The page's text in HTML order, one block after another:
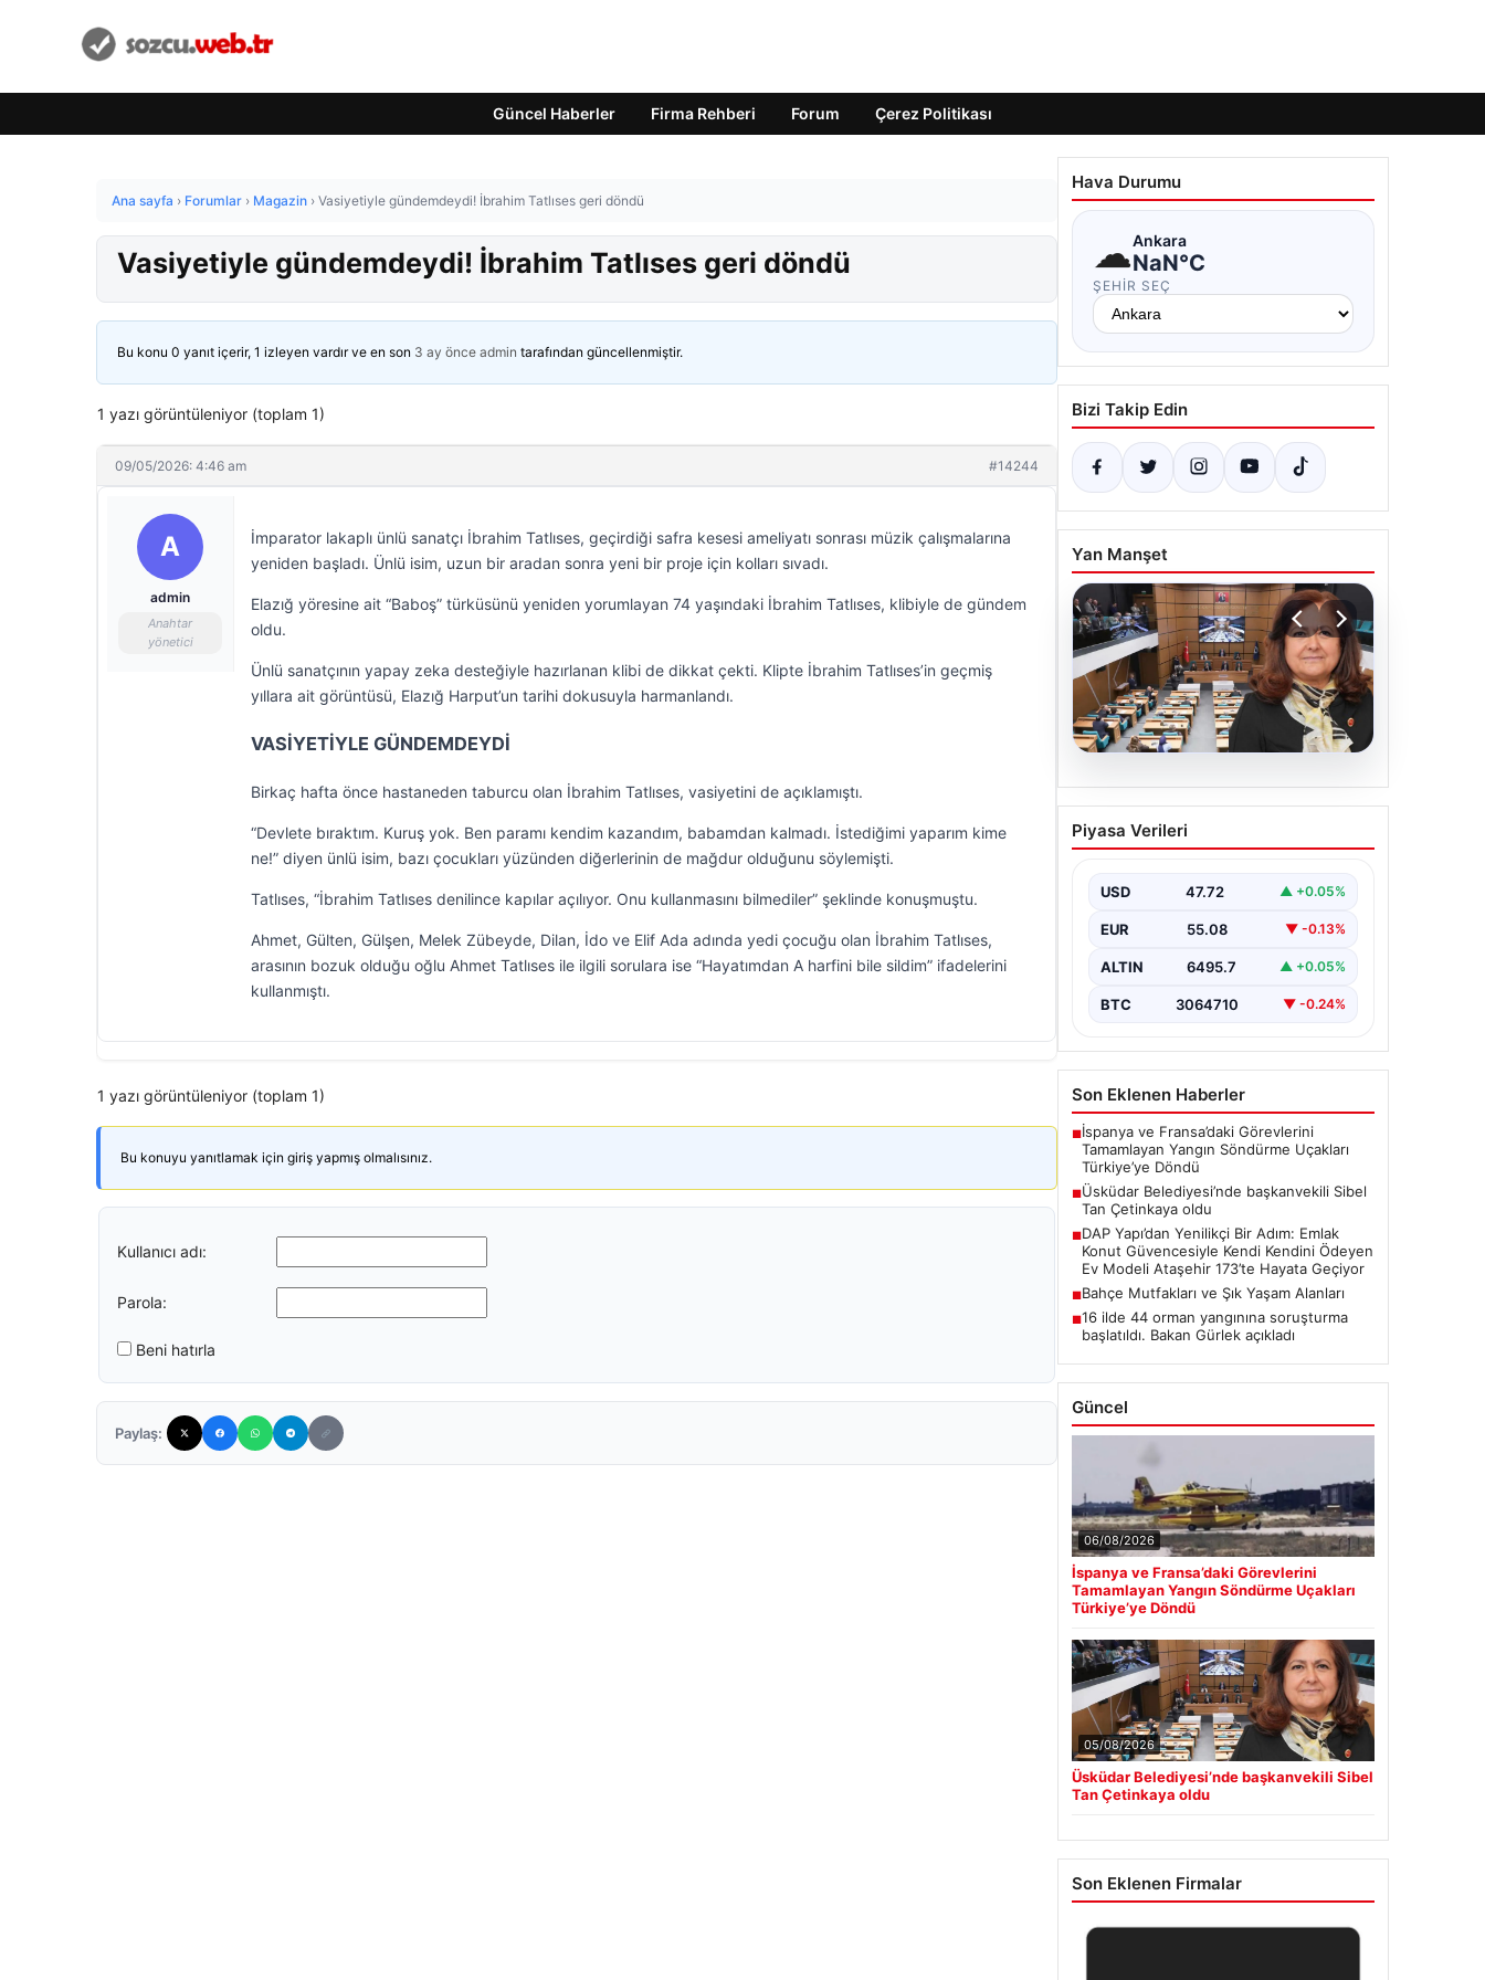
Güncel Haberler Firma Rehberi Forum Çerez Politikası
Ana sayfa › Forumlar › Magazin › Vasiyetiyle gündemdeydi! İbrahim Tatlıses geri döndü
Vasiyetiyle gündemdeydi! İbrahim Tatlıses geri döndü
Bu konu 0 yanıt içerir, 1 izleyen vardır ve en son 3 ay önce admin tarafından güncellenmiştir.
1 yazı görüntüleniyor (toplam 1)
09/05/2026: 4:46 am #14244
A
admin
Anahtar
yönetici
İmparator lakaplı ünlü sanatçı İbrahim Tatlıses, geçirdiği safra kesesi ameliyatı sonrası müzik çalışmalarına
yeniden başladı. Ünlü isim, uzun bir aradan sonra yeni bir proje için kolları sıvadı.
Elazığ yöresine ait “Baboş” türküsünü yeniden yorumlayan 74 yaşındaki İbrahim Tatlıses, klibiyle de gündem
oldu.
Ünlü sanatçının yapay zeka desteğiyle hazırlanan klibi de dikkat çekti. Klipte İbrahim Tatlıses’in geçmiş
yıllara ait görüntüsü, Elazığ Harput’un tarihi dokusuyla harmanlandı.
VASİYETİYLE GÜNDEMDEYDİ
Birkaç hafta önce hastaneden taburcu olan İbrahim Tatlıses, vasiyetini de açıklamıştı.
“Devlete bıraktım. Kuruş yok. Ben paramı kendim kazandım, babamdan kalmadı. İstediğimi yaparım kime
ne!” diyen ünlü isim, bazı çocukları yüzünden diğerlerinin de mağdur olduğunu söylemişti.
Tatlıses, “İbrahim Tatlıses denilince kapılar açılıyor. Onu kullanmasını bilmediler” şeklinde konuşmuştu.
Ahmet, Gülten, Gülşen, Melek Zübeyde, Dilan, İdo ve Elif Ada adında yedi çocuğu olan İbrahim Tatlıses,
arasının bozuk olduğu oğlu Ahmet Tatlıses ile ilgili sorulara ise “Hayatımdan A harfini bile sildim” ifadelerini
kullanmıştı.
1 yazı görüntüleniyor (toplam 1)
Bu konuyu yanıtlamak için giriş yapmış olmalısınız.
Kullanıcı adı:
Parola:
Beni hatırla
Paylaş:
Hava Durumu
☁Ankara
NaN°C
ŞEHIR SEÇ
Bizi Takip Edin
Yan Manşet
Üsküdar Belediyesi’nde
başkanvekili Sibel Tan
Piyasa Verileri
USD 47.72 ▲ +0.05%
EUR 55.08 ▼ -0.13%
ALTIN 6495.7 ▲ +0.05%
BTC 3064710 ▼ -0.24%
Son Eklenen Haberler
■İspanya ve Fransa’daki Görevlerini
Tamamlayan Yangın Söndürme Uçakları
Türkiye’ye Döndü
■Üsküdar Belediyesi’nde başkanvekili Sibel
Tan Çetinkaya oldu
■DAP Yapı’dan Yenilikçi Bir Adım: Emlak
Konut Güvencesiyle Kendi Kendini Ödeyen
Ev Modeli Ataşehir 173’te Hayata Geçiyor
■Bahçe Mutfakları ve Şık Yaşam Alanları
■16 ilde 44 orman yangınına soruşturma
başlatıldı. Bakan Gürlek açıkladı
Güncel
06/08/2026
İspanya ve Fransa’daki Görevlerini
Tamamlayan Yangın Söndürme Uçakları
Türkiye’ye Döndü
05/08/2026
Üsküdar Belediyesi’nde başkanvekili Sibel
Tan Çetinkaya oldu
Son Eklenen Firmalar